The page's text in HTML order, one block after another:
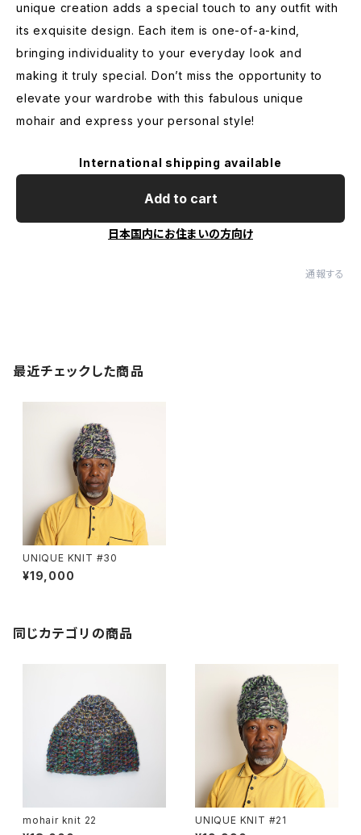
unique creation adds a special touch to any outfit with
its exquisite design. Each item is one-of-a-kind,
bringing individuality to your everyday look and
making it truly special. Don’t miss the opportunity to
elevate your wardrobe with this fabulous unique
mohair and express your personal style!
International shipping available
Add to cart
日本国内にお住まいの方向け
通報する
最近チェックした商品
UNIQUE KNIT #30
¥19,000
同じカテゴリの商品
mohair knit 22 UNIQUE KNIT #21